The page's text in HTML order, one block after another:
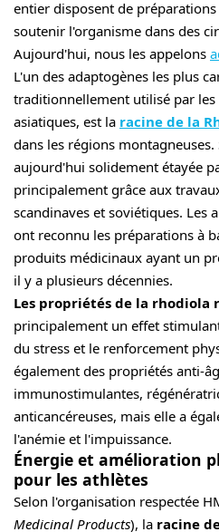
entier disposent de
soutenir l'organisme dans des
Aujourd'hui, nous les appelons
L'un des adaptogènes les plus
traditionnellement utilisé par les
asiatiques, est la racine de la
dans les régions montagneuses.
aujourd'hui solidement étayée
principalement grâce aux
scandinaves et soviétiques. Les
ont reconnu les préparations à
produits médicinaux ayant un
il y a plusieurs décennies.
Les propriétés de la rhodiola
principalement un effet
du stress et le renforcement
également des propriétés anti-
immunostimulantes,
anticancéreuses, mais elle a
l'anémie et l'impuissance.
Énergie et amélioration
pour les athlètes
Selon l'organisation respectée
Medicinal Products), la racine